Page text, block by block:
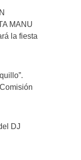
MANU
la fiesta
DJ